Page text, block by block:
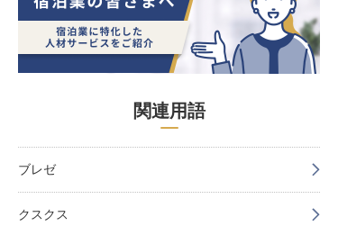
関連用語
ブレゼ
クスクス